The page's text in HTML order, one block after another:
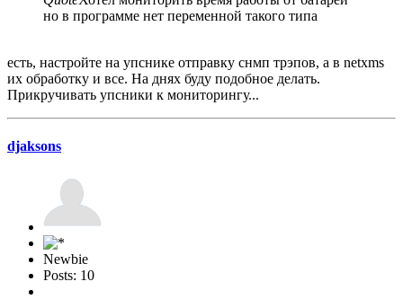
но в программе нет переменной такого типа
есть, настройте на упснике отправку снмп трэпов, а в netxms
их обработку и все. На днях буду подобное делать.
Прикручивать упсники к мониторингу...
djaksons
Newbie
Posts: 10